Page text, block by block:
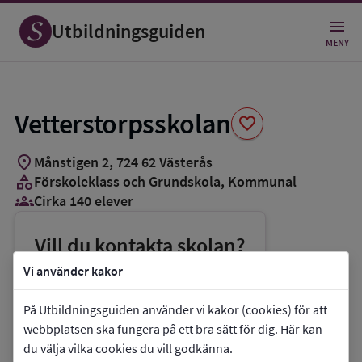
Vi använder kakor
På Utbildningsguiden använder vi kakor (cookies) för att
webbplatsen ska fungera på ett bra sätt för dig. Här kan
du välja vilka cookies du vill godkänna.
Utbildningsguiden MENY
Vetterstorpsskolan favorite
Spara
som
favorit
location_on Månstigen 2, 724 62Västerås
categoryFörskoleklass och Grundskola, Kommunal
groups_3Cirka 140 elever
Vill du kontakta skolan?
phoneTelefon:021-390159
E-post: buf@vasteras.se
link Webbplats:Vetterstorpsskolan